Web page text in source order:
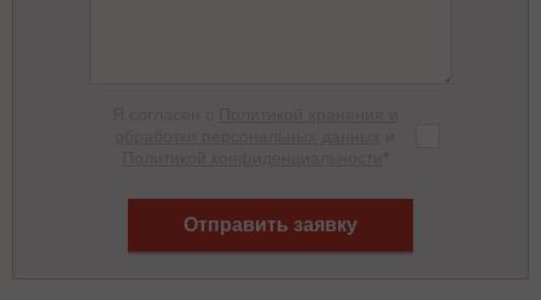
Отправить заявку